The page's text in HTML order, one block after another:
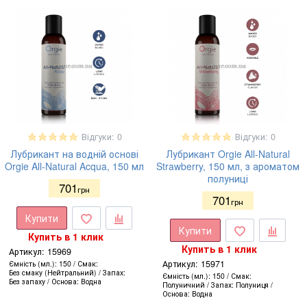
Відгуки: 0
Лубрикант на водній основі
Orgie All-Natural Acqua, 150 мл
701грн
Купити
Купить в 1 клик
Артикул: 15969
Ємність (мл.) 150
Смак
Без смаку (Нейтральний)
Запах
Без запаху
Основа Водна
Відгуки: 0
Лубрикант Orgie All-Natural
Strawberry, 150 мл, з ароматом
полуниці
701грн
Купити
Купить в 1 клик
Артикул: 15971
Ємність (мл.) 150
Смак
Полуничний
Запах Полуниця
Основа Водна